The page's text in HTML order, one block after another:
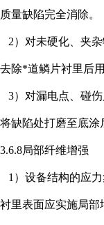
质量缺陷完全消除。
2）对未硬化、夹
去除*道鳞片衬里后
3）对漏电点、碰
将缺陷处打磨至底涂
3.6.8局部纤维增强
1）设备结构的应
衬里表面应实施局部